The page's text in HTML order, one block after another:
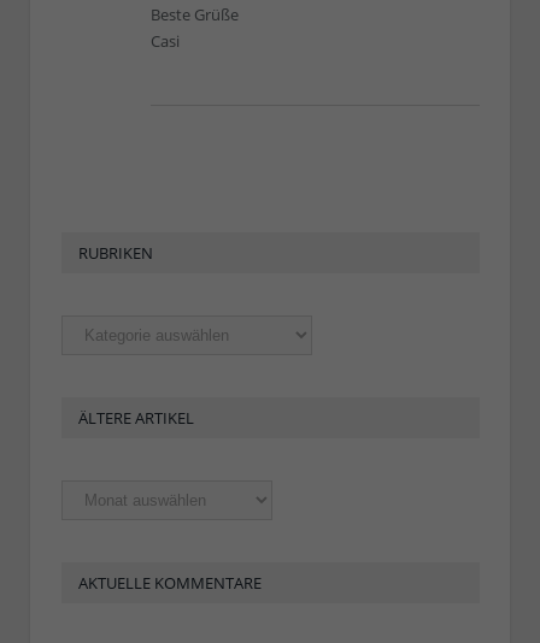
Beste Grüße
Casi
RUBRIKEN
Rubriken
ÄLTERE ARTIKEL
Ältere
Artikel
AKTUELLE KOMMENTARE